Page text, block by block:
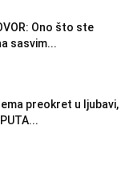
Ono što ste
sasvim...
preokret u ljubavi,